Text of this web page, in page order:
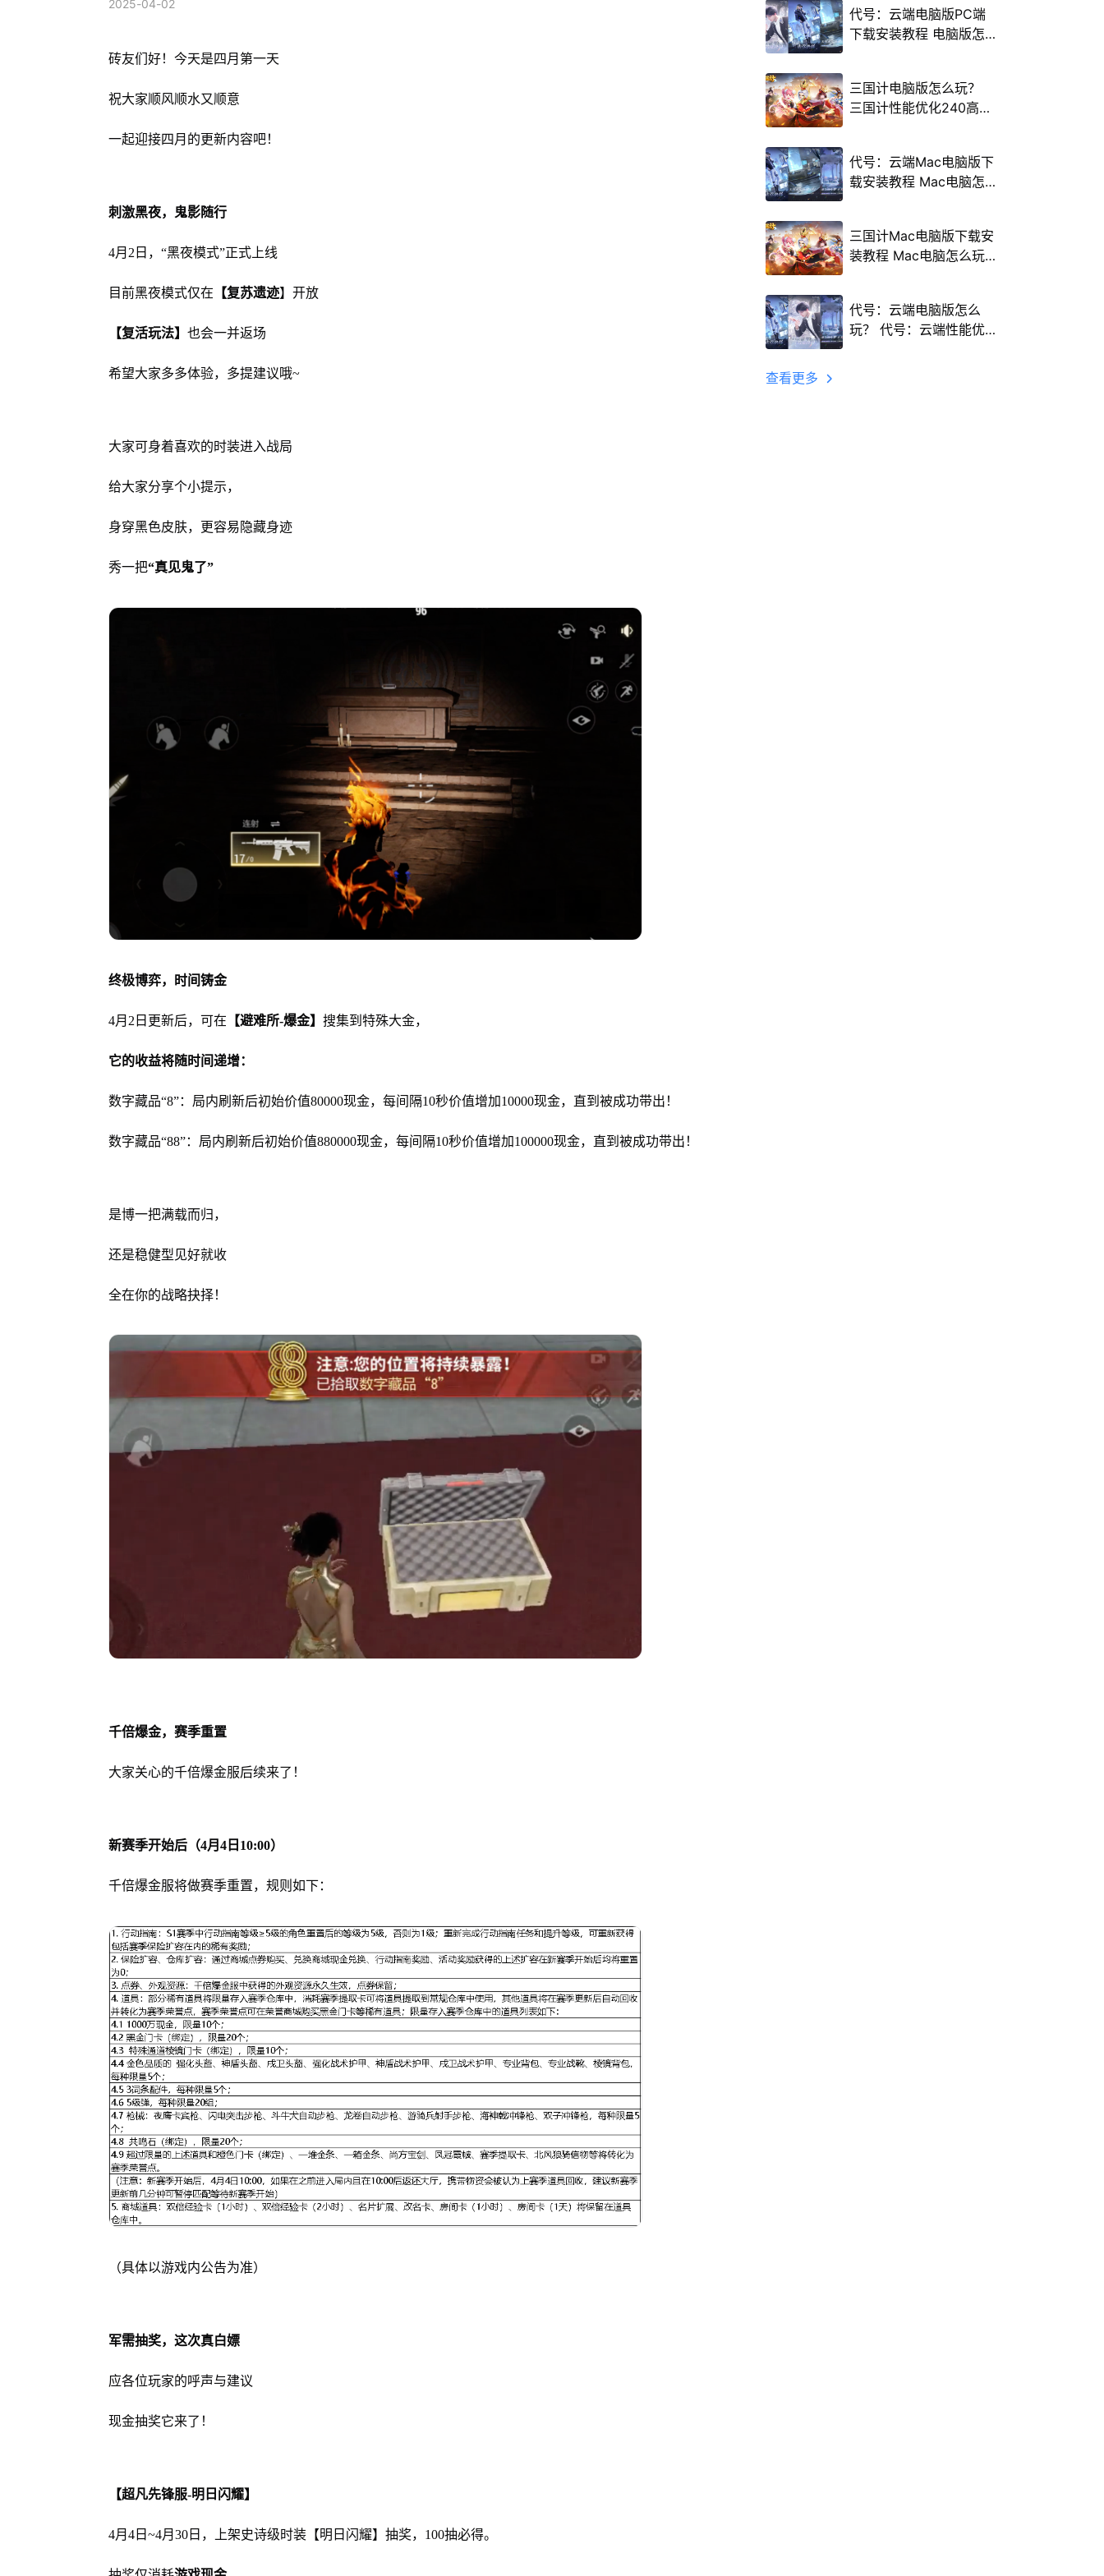
2025-04-02
砖友们好！今天是四月第一天
祝大家顺风顺水又顺意
一起迎接四月的更新内容吧！
刺激黑夜，鬼影随行
4月2日，“黑夜模式”正式上线
目前黑夜模式仅在 【复苏遗迹】开放
【复活玩法】 也会一并返场
希望大家多多体验，多提建议哦~
大家可身着喜欢的时装进入战局
给大家分享个小提示，
身穿黑色皮肤，更容易隐藏身迹
秀一把“真见鬼了”
终极博弈，时间铸金
4月2日更新后，可在 【避难所-爆金】 搜集到特殊大金，
它的收益将随时间递增：
数字藏品“8”：局内刷新后初始价值80000现金，每间隔10秒价值增加10000现金，直到被成功带出！
数字藏品“88”：局内刷新后初始价值880000现金，每间隔10秒价值增加100000现金，直到被成功带出！
是博一把满载而归，
还是稳健型见好就收
全在你的战略抉择！
千倍爆金，赛季重置
大家关心的千倍爆金服后续来了！
新赛季开始后（4月4日10:00）
千倍爆金服将做赛季重置，规则如下：
（具体以游戏内公告为准）
军需抽奖，这次真白嫖
应各位玩家的呼声与建议
现金抽奖它来了！
【超凡先锋服-明日闪耀】
4月4日~4月30日，上架史诗级时装【明日闪耀】抽奖，100抽必得。
代号：云端电脑版PC端
下载安装教程 电脑版怎
三国计电脑版怎么玩？
三国计性能优化240高帧
代号：云端Mac电脑版下
载安装教程 Mac电脑怎
三国计Mac电脑版下载安
装教程 Mac电脑怎么玩
代号：云端电脑版怎么
玩？ 代号：云端性能优
查看更多